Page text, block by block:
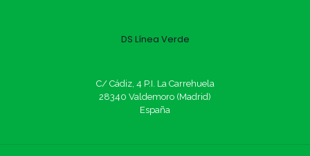
DS Línea Verde
C/ Cádiz, 4 P.I. La Carrehuela
28340 Valdemoro (Madrid)
España